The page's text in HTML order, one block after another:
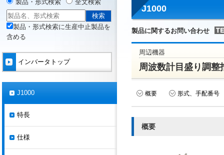
J1000
製品に関するお問い合わせ
周辺機器
周波数計目盛り調整
概要 形式、手配番号
概要
製品・形式検索 全文検索
製品・形式検索に生産中止製品を
含める
インバータトップ
J1000
特長
仕様